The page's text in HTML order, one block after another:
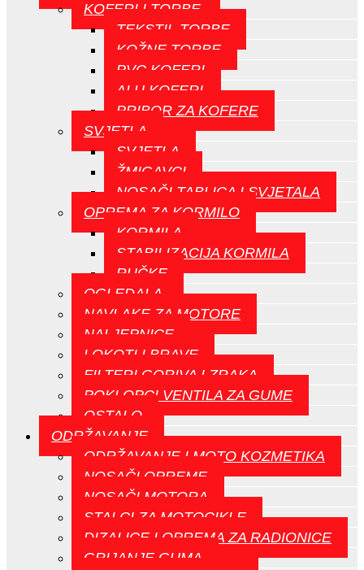
KOFERI I TORBE
TEKSTIL TORBE
KOŽNE TORBE
PVC KOFERI
ALU KOFERI
PRIBOR ZA KOFERE
SVJETLA
SVJETLA
ŽMIGAVCI
NOSAČI TABLICA I SVJETALA
OPREMA ZA KORMILO
KORMILA
STABILIZACIJA KORMILA
RUČKE
OGLEDALA
NAVLAKE ZA MOTORE
NALJEPNICE
LOKOTI I BRAVE
FILTERI GORIVA I ZRAKA
POKLOPCI VENTILA ZA GUME
OSTALO
ODRŽAVANJE
ODRŽAVANJE I MOTO KOZMETIKA
NOSAČI OPREME
NOSAČI MOTORA
STALCI ZA MOTOCIKLE
DIZALICE I OPREMA ZA RADIONICE
GRIJANJE GUMA